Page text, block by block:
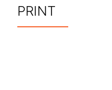
PRINT